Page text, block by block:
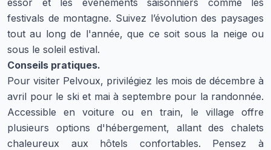
essor et les événements saisonniers comme les
festivals de montagne. Suivez l’évolution des paysages
tout au long de l'année, que ce soit sous la neige ou
sous le soleil estival.
Conseils pratiques.
Pour visiter Pelvoux, privilégiez les mois de décembre à
avril pour le ski et mai à septembre pour la randonnée.
Accessible en voiture ou en train, le village offre
plusieurs options d'hébergement, allant des chalets
chaleureux aux hôtels confortables. Pensez à